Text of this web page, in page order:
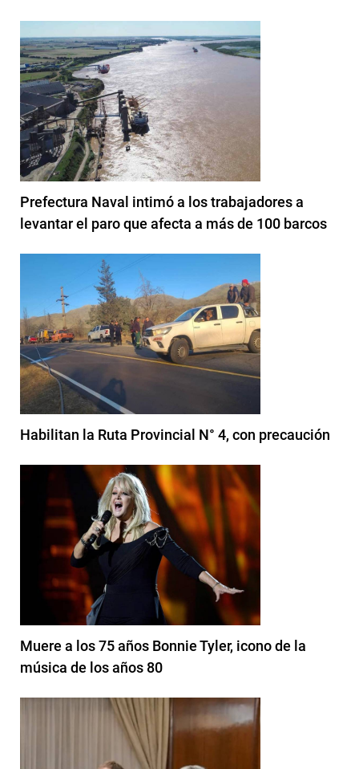
Prefectura Naval intimó a los trabajadores a
levantar el paro que afecta a más de 100 barcos
Habilitan la Ruta Provincial N° 4, con precaución
Muere a los 75 años Bonnie Tyler, icono de la
música de los años 80